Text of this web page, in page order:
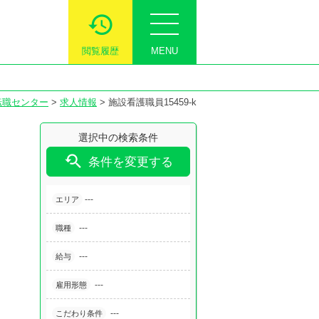
MENU
閲覧履歴
センター > 求人情報 > 施設看護職員15459-k
選択中の検索条件
 条件を変更する
エリア ---
職種 ---
給与 ---
雇用形態 ---
こだわり条件 ---